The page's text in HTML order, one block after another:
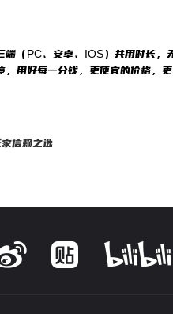
端（PC、安卓、IOS）共用时长
用好每一分钱，更便宜的价格，
信赖之选